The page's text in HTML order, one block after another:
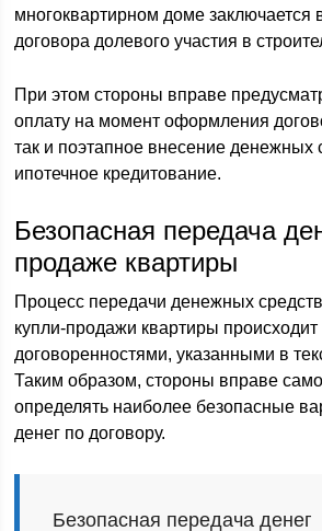
многоквартирном доме
договора долевого участия в
При этом стороны вправе
оплату на момент оформления
так и поэтапное внесение денежных
ипотечное кредитование.
Безопасная передача
продаже квартиры
Процесс передачи денежных
купли-продажи квартиры происходит
договоренностями, указанными в
Таким образом, стороны вправе
определять наиболее безопасные
денег по договору.
Безопасная передача денег